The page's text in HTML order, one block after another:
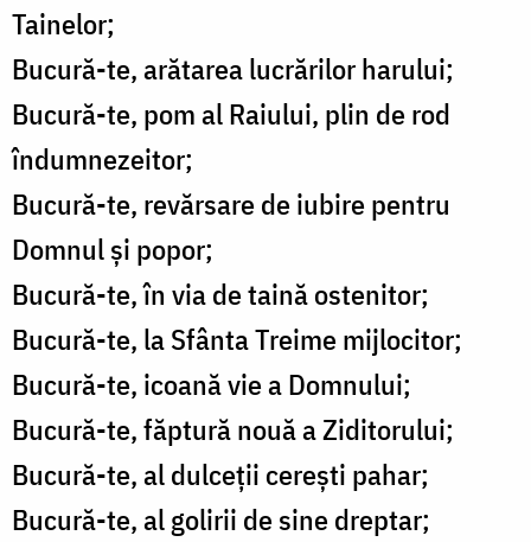
Tainelor;
Bucură-te, arătarea lucrărilor harului;
Bucură-te, pom al Raiului, plin de rod
îndumnezeitor;
Bucură-te, revărsare de iubire pentru
Domnul și popor;
Bucură-te, în via de taină ostenitor;
Bucură-te, la Sfânta Treime mijlocitor;
Bucură-te, icoană vie a Domnului;
Bucură-te, făptură nouă a Ziditorului;
Bucură-te, al dulceții cerești pahar;
Bucură-te, al golirii de sine dreptar;